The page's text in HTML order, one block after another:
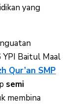
yang
YPI Baitul Maal
Qur’an SMP
semi
membina